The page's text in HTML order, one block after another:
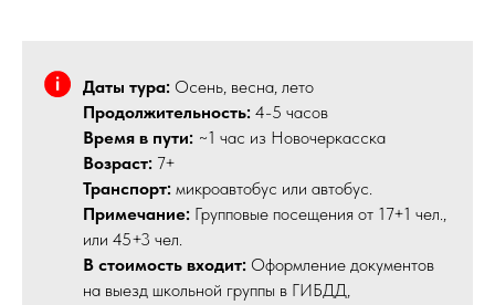
Даты тура: Осень, весна, лето
Продолжительность: 4-5 часов
Время в пути: ~1 час из Новочеркасска
Возраст: 7+
Транспорт: микроавтобус или автобус.
Примечание: Групповые посещения от 17+1 чел.,
или 45+3 чел.
В стоимость входит: Оформление документов
на выезд школьной группы в ГИБДД,